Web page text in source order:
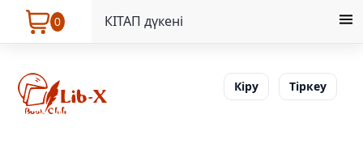
0 КІТАП дүкені
Кіру Тіркеу